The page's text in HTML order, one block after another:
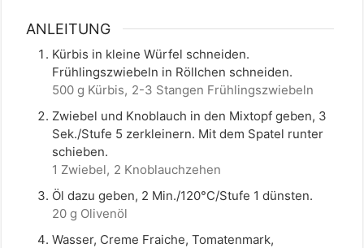
ANLEITUNG
Kürbis in kleine Würfel schneiden.
Frühlingszwiebeln in Röllchen schneiden.
500 g Kürbis, 2-3 Stangen Frühlingszwiebeln
Zwiebel und Knoblauch in den Mixtopf geben, 3
Sek./Stufe 5 zerkleinern. Mit dem Spatel runter
schieben.
1 Zwiebel, 2 Knoblauchzehen
Öl dazu geben, 2 Min./120°C/Stufe 1 dünsten.
20 g Olivenöl
Wasser, Creme Fraiche, Tomatenmark,